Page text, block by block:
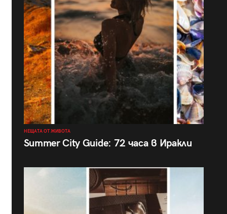
НЕЩАТА ОТ ЖИВОТА
Summer City Guide: 72 часа в Иракли